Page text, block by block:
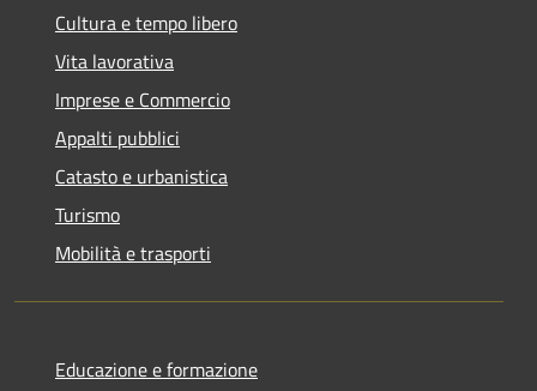
Cultura e tempo libero
Vita lavorativa
Imprese e Commercio
Appalti pubblici
Catasto e urbanistica
Turismo
Mobilità e trasporti
Educazione e formazione